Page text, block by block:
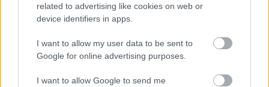
related to advertising like cookies on web or
device identifiers in apps.
I want to allow my user data to be sent to
Google for online advertising purposes.
I want to allow Google to send me